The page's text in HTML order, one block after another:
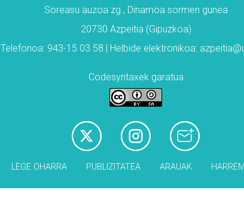
Soreasu auzoa zg., Dinamoa sormen gunea
20730 Azpeitia (Gipuzkoa)
Telefonoa: 943-15 03 58 | Helbide elektronikoa:
Codesyntaxek garatua
LEGE OHARRA PUBLIZITATEA ARAUAK